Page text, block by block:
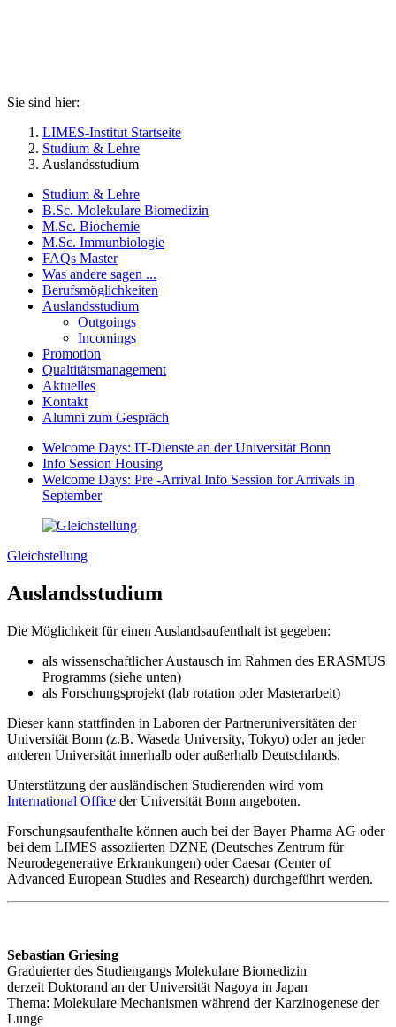
Sie sind hier:
LIMES-Institut Startseite
Studium & Lehre
Auslandsstudium
Studium & Lehre
B.Sc. Molekulare Biomedizin
M.Sc. Biochemie
M.Sc. Immunbiologie
FAQs Master
Was andere sagen ...
Berufsmöglichkeiten
Auslandsstudium
Outgoings
Incomings
Promotion
Qualtitätsmanagement
Aktuelles
Kontakt
Alumni zum Gespräch
Welcome Days: IT-Dienste an der Universität Bonn
Info Session Housing
Welcome Days: Pre -Arrival Info Session for Arrivals in
September
Gleichstellung
Auslandsstudium
Die Möglichkeit für einen Auslandsaufenthalt ist gegeben:
als wissenschaftlicher Austausch im Rahmen des ERASMUS
Programms (siehe unten)
als Forschungsprojekt (lab rotation oder Masterarbeit)
Dieser kann stattfinden in Laboren der Partneruniversitäten der
Universität Bonn (z.B. Waseda University, Tokyo) oder an jeder
anderen Universität innerhalb oder außerhalb Deutschlands.
Unterstützung der ausländischen Studierenden wird vom
International Office der Universität Bonn angeboten.
Forschungsaufenthalte können auch bei der Bayer Pharma AG oder
bei dem LIMES assoziierten DZNE (Deutsches Zentrum für
Neurodegenerative Erkrankungen) oder Caesar (Center of
Advanced European Studies and Research) durchgeführt werden.
Sebastian Griesing
Graduierter des Studiengangs Molekulare Biomedizin
derzeit Doktorand an der Universität Nagoya in Japan
Thema: Molekulare Mechanismen während der Karzinogenese der
Lunge